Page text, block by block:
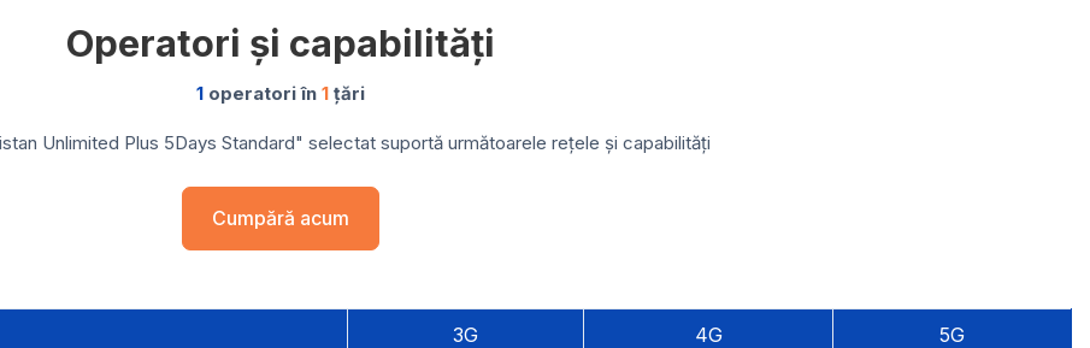
Operatori și capabilități
1 operatori în 1 țări
Unlimited Plus 5Days Standard" selectat suportă următoarele rețele și capabilități
Cumpără acum
3G 4G 5G